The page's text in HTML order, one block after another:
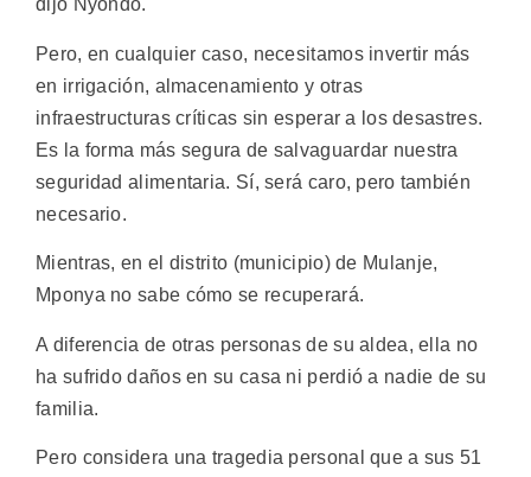
dijo Nyondo.
Pero, en cualquier caso, necesitamos invertir más
en irrigación, almacenamiento y otras
infraestructuras críticas sin esperar a los desastres.
Es la forma más segura de salvaguardar nuestra
seguridad alimentaria. Sí, será caro, pero también
necesario.
Mientras, en el distrito (municipio) de Mulanje,
Mponya no sabe cómo se recuperará.
A diferencia de otras personas de su aldea, ella no
ha sufrido daños en su casa ni perdió a nadie de su
familia.
Pero considera una tragedia personal que a sus 51